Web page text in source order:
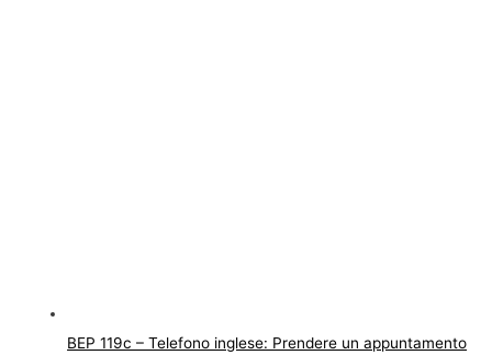
BEP 119c – Telefono inglese: Prendere un appuntamento